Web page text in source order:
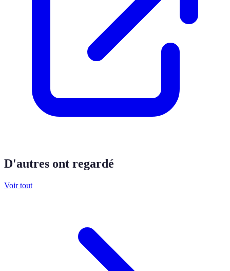
D'autres ont regardé
Voir tout